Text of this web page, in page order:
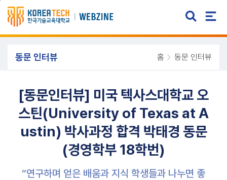
주메뉴 바로가기
본문 바로가기
동문 인터뷰 홈 동문 인터뷰
[동문인터뷰] 미국 텍사스대학교 오
스틴(University of Texas at A
ustin) 박사과정 합격 박태경 동문
(경영학부 18학번)
“연구하며 얻은 배움과 지식 학생들과 나누면 좋